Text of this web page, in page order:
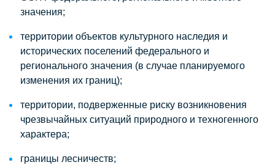
значения;
территории объектов культурного наследия и
исторических поселений федерального и
регионального значения (в случае планируемого
изменения их границ);
территории, подверженные риску возникновения
чрезвычайных ситуаций природного и техногенного
характера;
границы лесничеств;